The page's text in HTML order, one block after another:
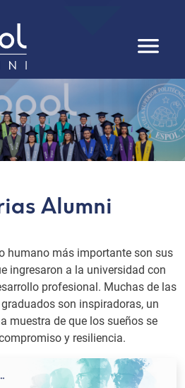
Alumni
humano más importante son sus
ingresaron a la universidad con
profesional. Muchas de las
son inspiradoras, un
muestra de que los sueños se
y resiliencia.